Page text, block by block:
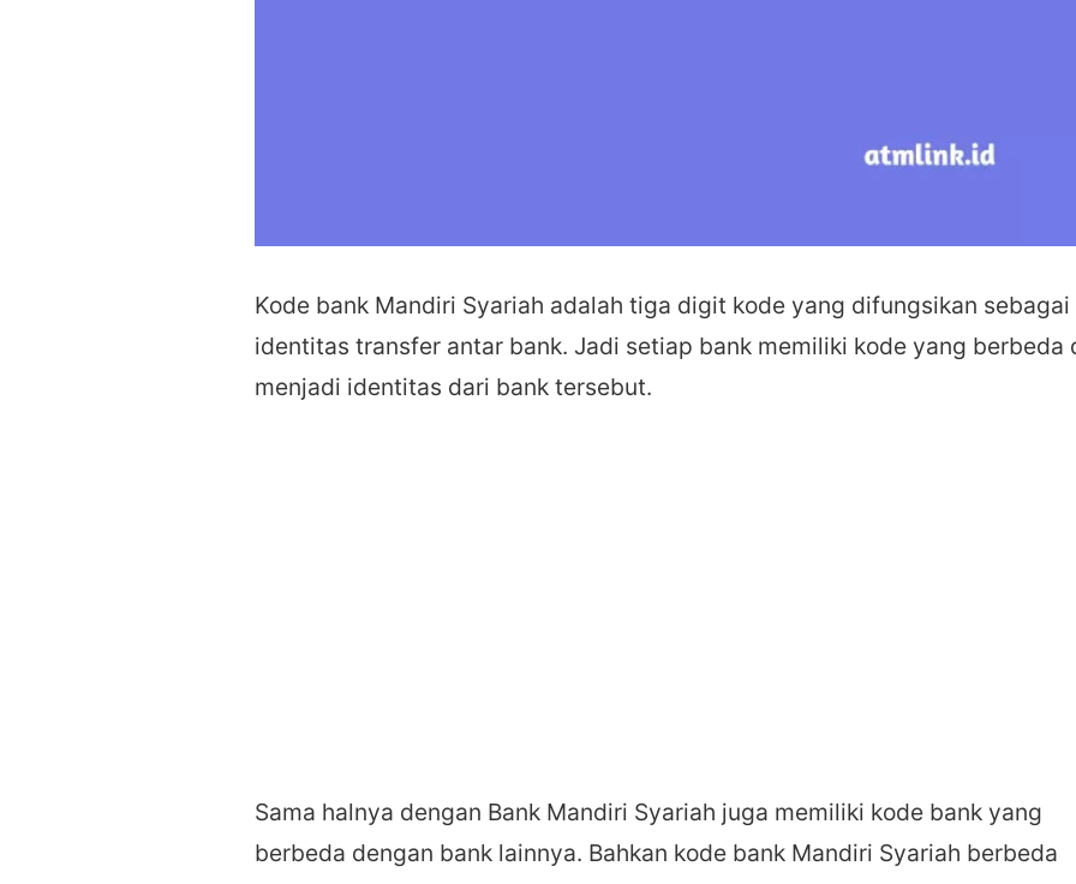
Kode bank Mandiri Syariah adalah tiga digit kode yang difungsikan sebagai
identitas transfer antar bank. Jadi setiap bank memiliki kode yang berbeda
menjadi identitas dari bank tersebut.
Sama halnya dengan Bank Mandiri Syariah juga memiliki kode bank yang
berbeda dengan bank lainnya. Bahkan kode bank Mandiri Syariah berbeda